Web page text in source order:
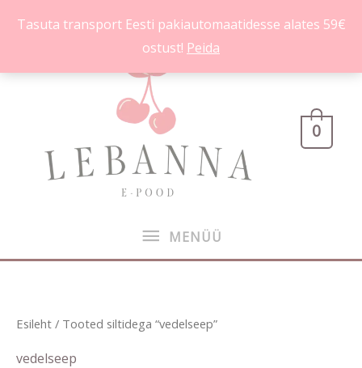
Tasuta transport Eesti pakiautomaatidesse alates 59€
ostust! Peida
MENÜÜ
MENÜÜ
0
Esileht / Tooted siltidega “vedelseep”
vedelseep
Sorditud
uusimate